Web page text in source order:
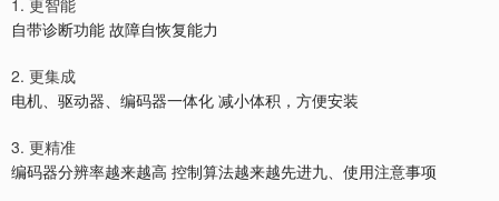
1. 更智能
自带诊断功能 故障自恢复能力
2. 更集成
电机、驱动器、编码器一体化 减小体积，方便安装
3. 更精准
编码器分辨率越来越高 控制算法越来越先进九、使用注意事项